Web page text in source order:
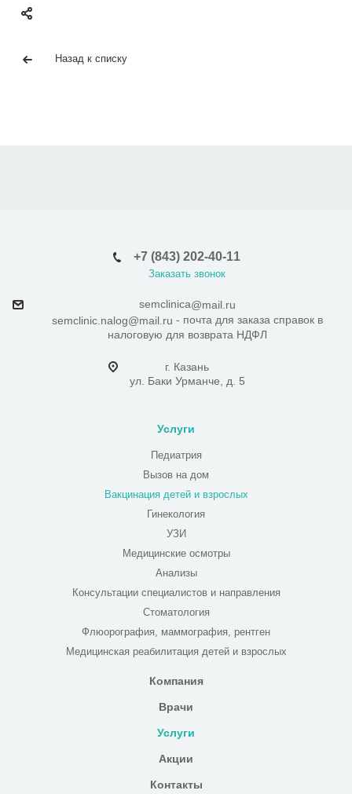
Назад к списку
+7 (843) 202-40-11
Заказать звонок
semclinica@mail.ru
semclinic.nalog@mail.ru - почта для заказа справок в
налоговую для возврата НДФЛ
г. Казань
ул. Баки Урманче, д. 5
Услуги
Педиатрия
Вызов на дом
Вакцинация детей и взрослых
Гинекология
УЗИ
Медицинские осмотры
Анализы
Консультации специалистов и направления
Стоматология
Флюорография, маммография, рентген
Медицинская реабилитация детей и взрослых
Компания
Врачи
Услуги
Акции
Контакты